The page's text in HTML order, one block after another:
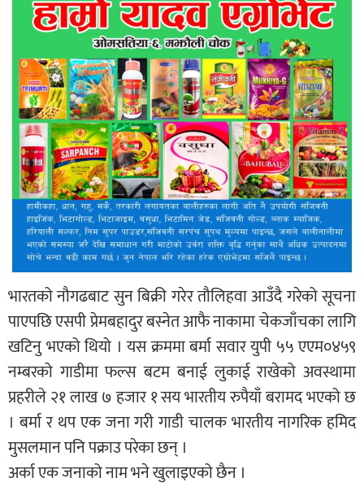
भारतको नौगढबाट सुन बिक्री गरेर तौलिहवा आउँदै गरेको सूचना
पाएपछि एसपी प्रेमबहादुर बस्नेत आफै नाकामा चेकजाँचका लागि
खटिनु भएको थियो । यस क्रममा बर्मा सवार युपी ५५ एएम०४५९
नम्बरको गाडीमा फल्स बटम बनाई लुकाई राखेको अवस्थामा
प्रहरीले २१ लाख ७ हजार १ सय भारतीय रुपैयाँ बरामद भएको छ
। बर्मा र थप एक जना गरी गाडी चालक भारतीय नागरिक हमिद
मुसलमान पनि पक्राउ परेका छन् ।
अर्का एक जनाको नाम भने खुलाइएको छैन ।